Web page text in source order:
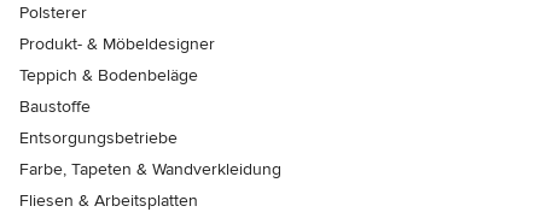
Polsterer
Produkt- & Möbeldesigner
Teppich & Bodenbeläge
Baustoffe
Entsorgungsbetriebe
Farbe, Tapeten & Wandverkleidung
Fliesen & Arbeitsplatten